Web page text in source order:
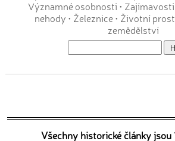
Významné osobnosti • Zajímavosti
nehody • Železnice• Životní
zemědělství
Všechny historické články jsou